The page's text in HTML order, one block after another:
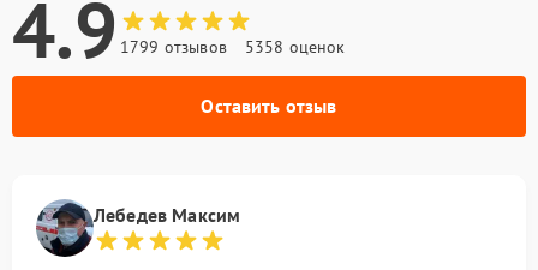
4.9 1799 отзывов 5358 оценок
Оставить отзыв
Лебедев Максим